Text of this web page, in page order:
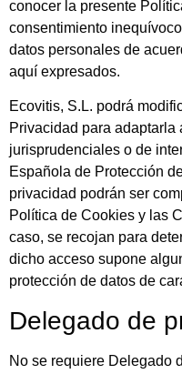
conocer la presente
consentimiento
datos personales de
aquí expresados.
Ecovitis, S.L. podrá
Privacidad para
jurisprudenciales o de
Española de Protección
privacidad podrán ser
Política de Cookies y las
caso, se recojan para
dicho acceso supone
protección de datos de
Delegado de
No se requiere Delegado